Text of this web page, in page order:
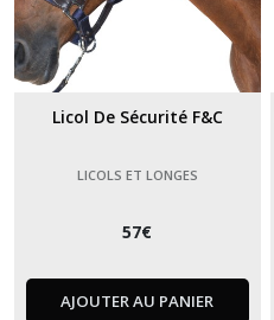
Licol De Sécurité F&C
LICOLS ET LONGES
57€
AJOUTER AU PANIER